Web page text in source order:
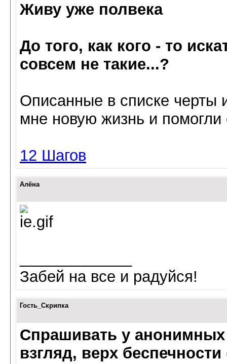
Живу уже полвека
До того, как кого - то
совсем не такие...?
Oписанные в списке
мне нoвую жизнь и
12 Шагов
Алёна
Забей на все и радуйся!
Гость_Скрипка
Спрашивать у
взгляд, верх